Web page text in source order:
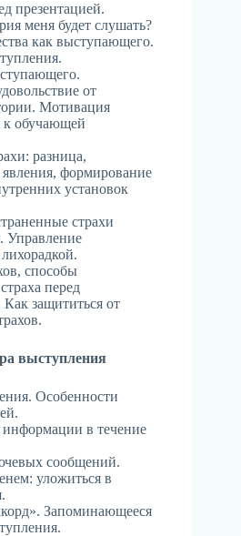
презентацией.
меня будет слушать?
как выступающего.
от
Мотивация
обучающей
разница,
явления, формирование
установок
страхи
Управление
способы
перед
защититься от
выступления
Особенности
информации в течение
сообщений.
уложиться в
Запоминающееся